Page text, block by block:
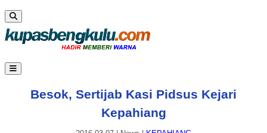
Besok, Sertijab Kasi Pidsus Kejari
Kepahiang